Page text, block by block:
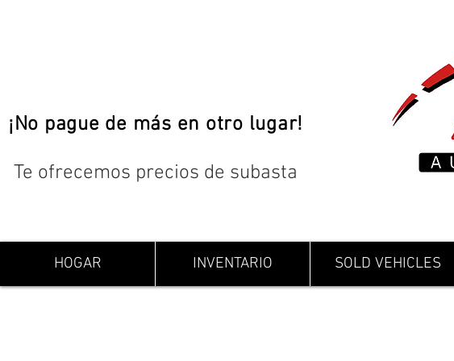
¡No pague de más en otro lugar!
Te ofrecemos precios de subasta
HOGAR INVENTARIO SOLD VEHICLES